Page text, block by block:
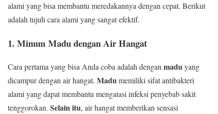
alami yang bisa membantu meredakannya dengan cepat. Berikut
adalah tujuh cara alami yang sangat efektif.
1. Minum Madu dengan Air Hangat
Cara pertama yang bisa Anda coba adalah denganmaduyang
dicampur dengan air hangat. Madumemiliki sifat antibakteri
alami yang dapat membantu mengatasi infeksi penyebab sakit
tenggorokan. Selain itu, air hangat memberikan sensasi